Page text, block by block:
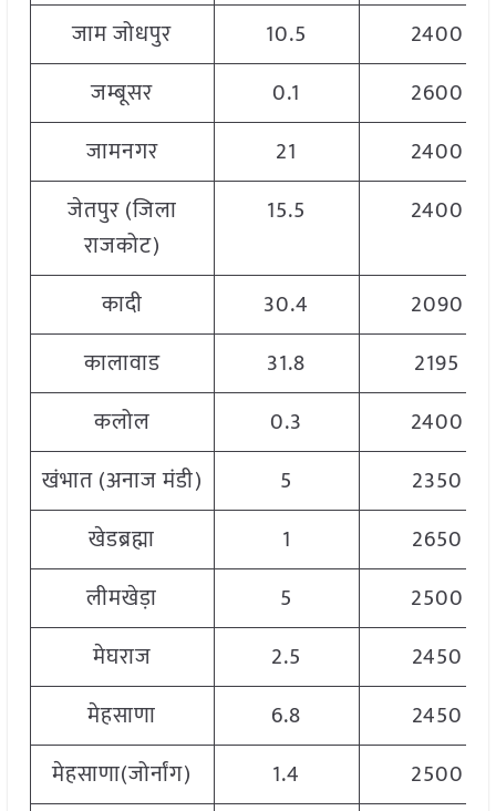
जाम जोधपुर
10.5
2400
जम्बूसर
0.1
2600
जामनगर
21
2400
जेतपुर (जिला
राजकोट)
15.5 2400
कादी 30.4
2090
कालावाड
31.8
2195
कलोल
0.3
2400
खंभात (अनाज मंडी)
5
2350
खेडब्रह्मा
1
2650
लीमखेड़ा
5
2500
मेघराज
2.5
2450
मेहसाणा
6.8
2450
मेहसाणा(जोर्नांग)
1.4 2500